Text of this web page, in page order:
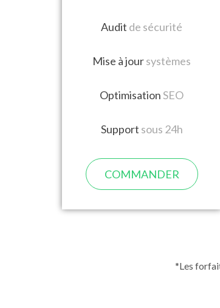
Audit de sécurité
Mise à joursystèmes
OptimisationSEO
Support sous 24h
COMMANDER
*Les